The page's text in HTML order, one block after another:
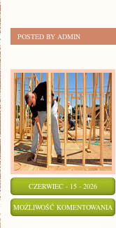
POSTED BY ADMIN
CZERWIEC - 15 - 2026
MOŻLIWOŚĆ KOMENTOWANIA